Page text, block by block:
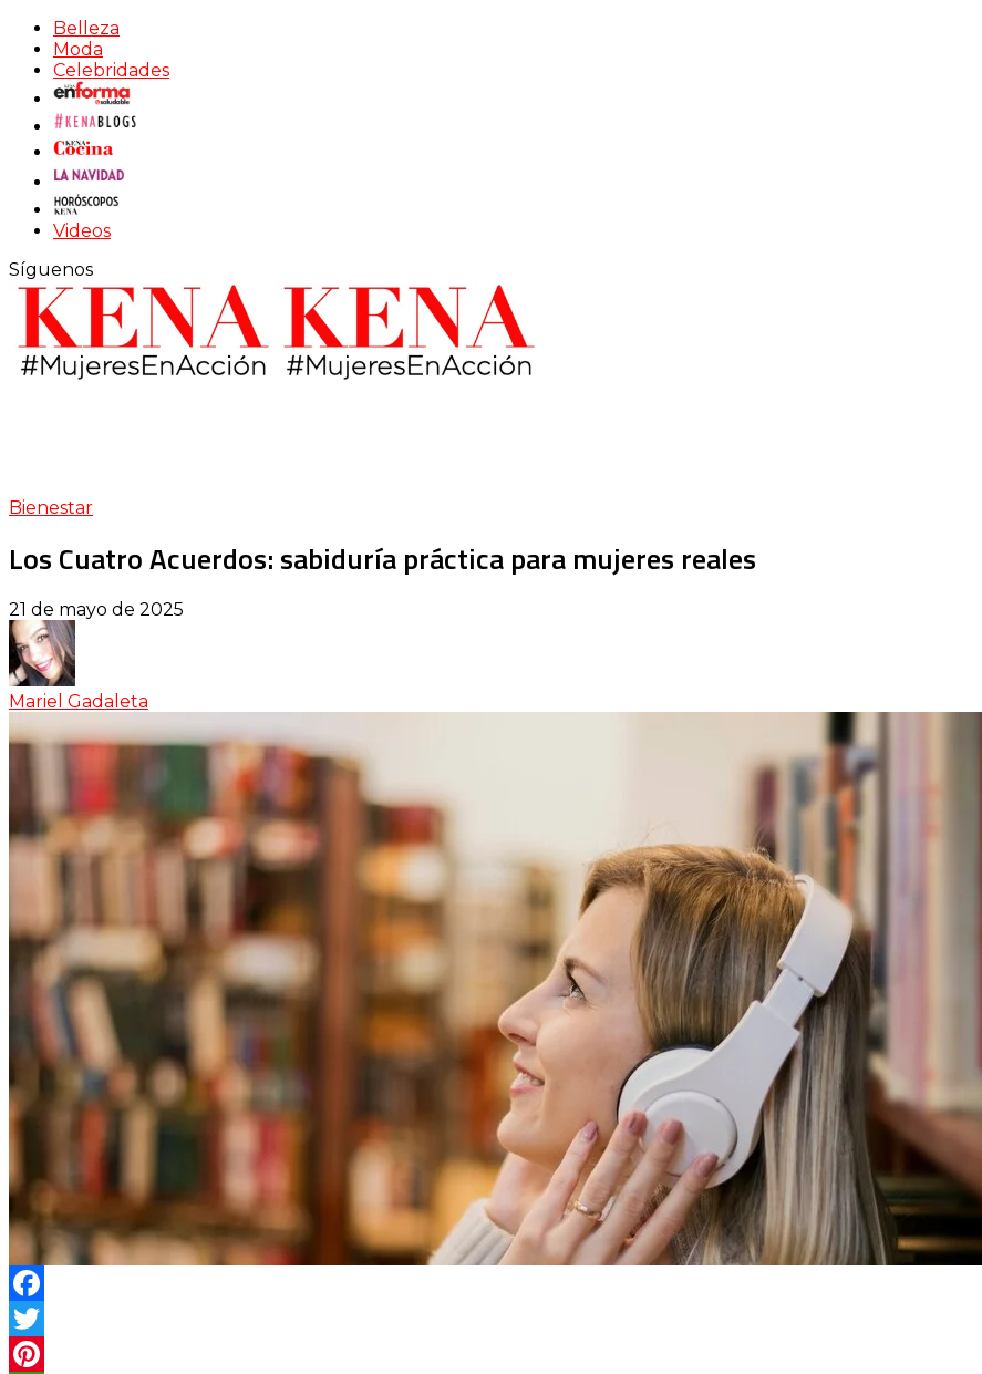
Belleza
Moda
Celebridades
Videos
Síguenos
Bienestar
Los Cuatro Acuerdos: sabiduría práctica para mujeres reales
21 de mayo de 2025
Mariel Gadaleta
Facebook
Twitter